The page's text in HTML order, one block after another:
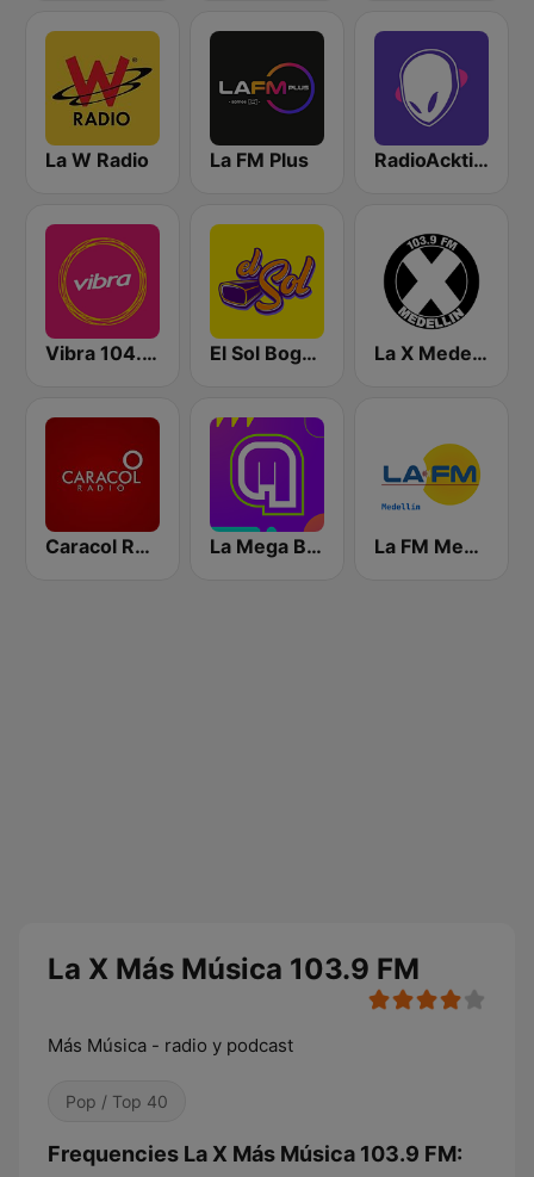
La W Radio La FM Plus RadioAcktiva Bogotá
Vibra 104.9 FM El Sol Bogotá La X Medellín
Caracol Radio Medellín La Mega Bogotá La FM Medellín
La X Más Música 103.9 FM
Más Música - radio y podcast
Pop / Top 40
Frequencies La X Más Música 103.9 FM: